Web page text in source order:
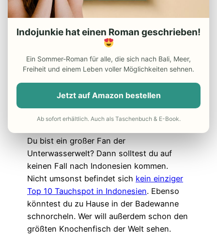
8. Fehlende Unterwasserwelt
Du bist ein großer Fan der
Unterwasserwelt? Dann solltest du auf
keinen Fall nach Indonesien kommen.
Nicht umsonst befindet sich kein einziger
Top 10 Tauchspot in Indonesien. Ebenso
könntest du zu Hause in der Badewanne
schnorcheln. Wer will außerdem schon den
größten Knochenfisch der Welt sehen.
Indojunkie hat einen Roman geschrieben!
Ein Sommer-Roman für alle, die sich nach Bali, Meer,
Freiheit und einem Leben voller Möglichkeiten sehnen.
Jetzt auf Amazon bestellen
Ab sofort erhältlich. Auch als Taschenbuch & E-Book.